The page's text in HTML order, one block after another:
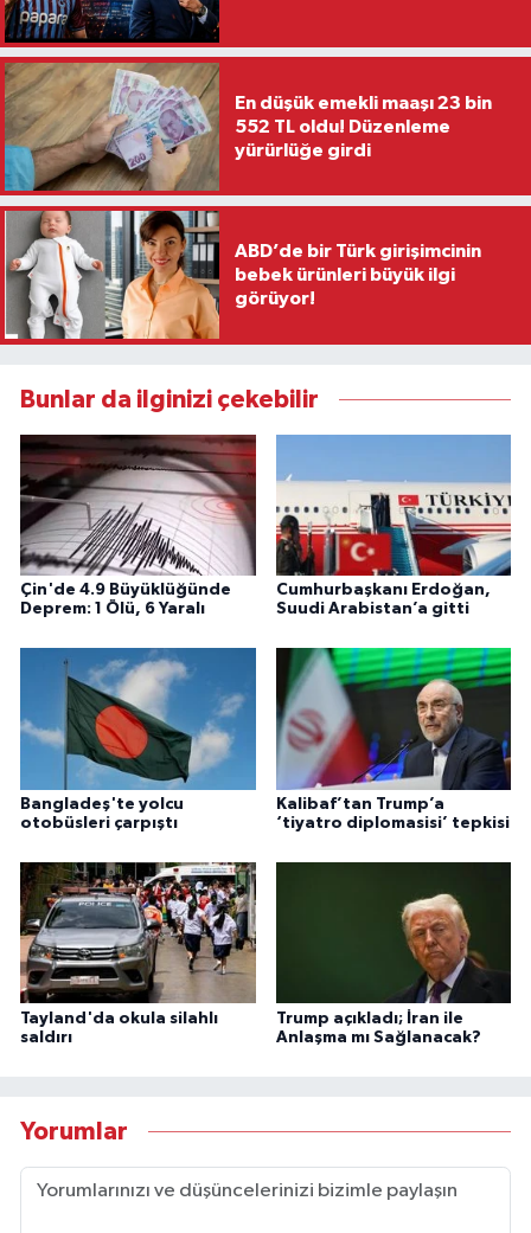
En düşük emekli maaşı 23 bin
552 TL oldu! Düzenleme
yürürlüğe girdi
ABD’de bir Türk girişimcinin
bebek ürünleri büyük ilgi
görüyor!
Bunlar da ilginizi çekebilir
Çin'de 4.9 Büyüklüğünde
Deprem: 1 Ölü, 6 Yaralı
Cumhurbaşkanı Erdoğan,
Suudi Arabistan’a gitti
Bangladeş'te yolcu
otobüsleri çarpıştı
Kalibaf’tan Trump’a
‘tiyatro diplomasisi’ tepkisi
Tayland'da okula silahlı
saldırı
Trump açıkladı; İran ile
Anlaşma mı Sağlanacak?
Yorumlar